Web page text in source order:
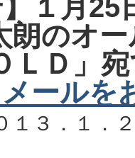
１月25
のオー
ＬＤ」
ールを
１３．１．